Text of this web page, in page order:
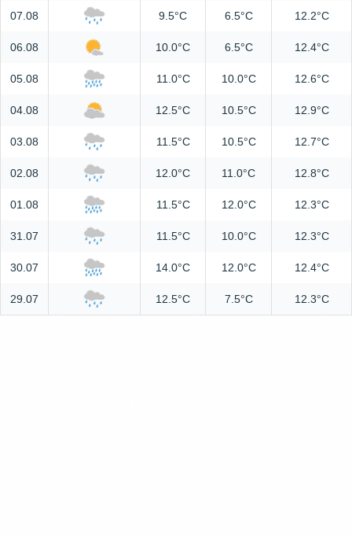
07.08
9.5°C 6.5°C 12.2°C
06.08 10.0°C 6.5°C 12.4°C
05.08 11.0°C 10.0°C 12.6°C
04.08 12.5°C 10.5°C 12.9°C
03.08 11.5°C 10.5°C 12.7°C
02.08 12.0°C 11.0°C 12.8°C
01.08 11.5°C 12.0°C 12.3°C
31.07 11.5°C 10.0°C 12.3°C
30.07 14.0°C 12.0°C 12.4°C
29.07 12.5°C 7.5°C 12.3°C